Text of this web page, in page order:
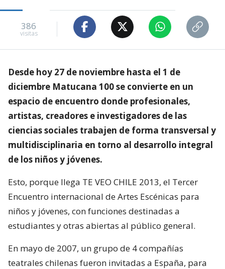
386
visitas
Desde hoy 27 de noviembre hasta el 1 de
diciembre Matucana 100 se convierte en un
espacio de encuentro donde profesionales,
artistas, creadores e investigadores de las
ciencias sociales trabajen de forma transversal y
multidisciplinaria en torno al desarrollo integral
de los niños y jóvenes.
Esto, porque llega TE VEO CHILE 2013, el Tercer
Encuentro internacional de Artes Escénicas para
niños y jóvenes, con funciones destinadas a
estudiantes y otras abiertas al público general.
En mayo de 2007, un grupo de 4 compañías
teatrales chilenas fueron invitadas a España, para